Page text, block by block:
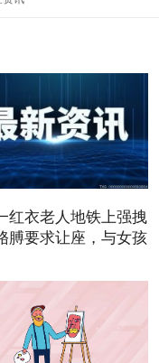
红衣老人地铁上强拽
膊要求让座，与女孩